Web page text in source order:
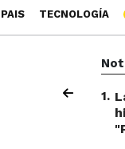
PAIS TECNOLOGÍA
1.